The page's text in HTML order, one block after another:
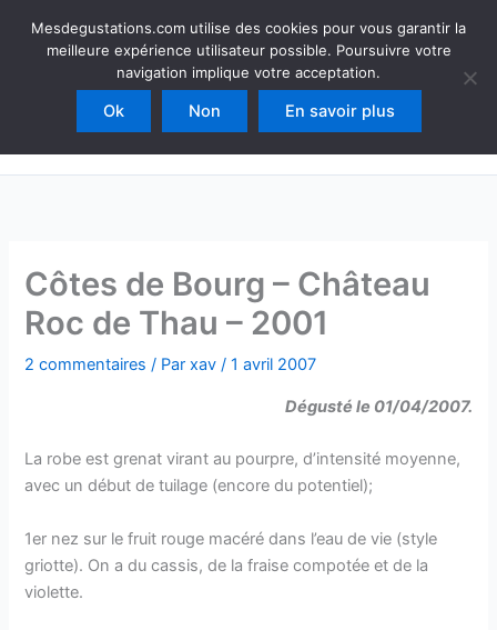
Mesdegustations
Dégustations, accords & autour du vin
Rechercher
Côtes de Bourg – Château
Roc de Thau – 2001
2 commentaires / Parxav/1 avril 2007
Dégusté le 01/04/2007.
La robe est grenat virant au pourpre, d’intensité moyenne,
avec un début de tuilage (encore du potentiel);
1er nez sur le fruit rouge macéré dans l’eau de vie (style
griotte). On a du cassis, de la fraise compotée et de la
violette.
Mesdegustations.com utilise des cookies pour vous garantir la
meilleure expérience utilisateur possible. Poursuivre votre
navigation implique votre acceptation.
Ok Non En savoir plus